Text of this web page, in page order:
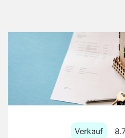
Verkauf